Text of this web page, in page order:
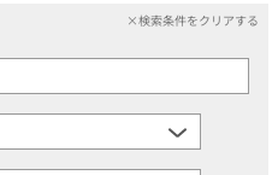
×検索条件をクリアする